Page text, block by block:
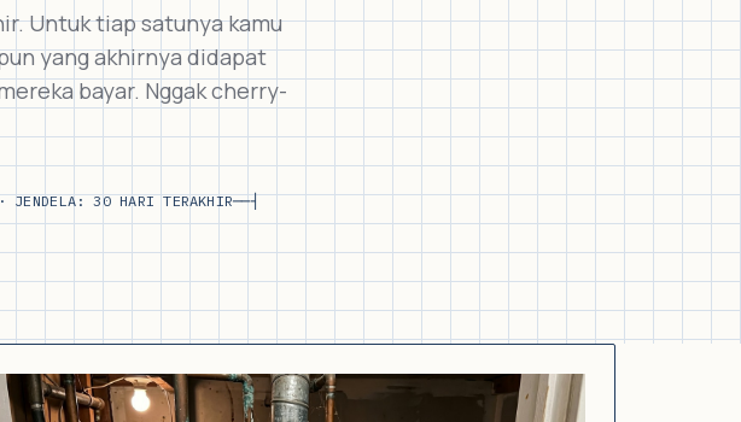
Untuk tiap satunya kamu
yang akhirnya didapat
bayar. Nggak cherry-
JENDELA: 30 HARI TERAKHIR──┤